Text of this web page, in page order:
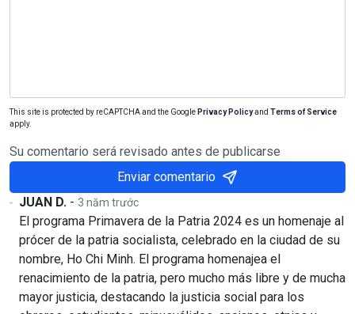
This site is protected by reCAPTCHA and the Google Privacy Policyand Terms of Service
apply.
Su comentario será revisado antes de publicarse
Enviar comentario
JUAN D. - 3 năm trước
El programa Primavera de la Patria 2024 es un homenaje al
prócer de la patria socialista, celebrado en la ciudad de su
nombre, Ho Chi Minh. El programa homenajea el
renacimiento de la patria, pero mucho más libre y de mucha
mayor justicia, destacando la justicia social para los